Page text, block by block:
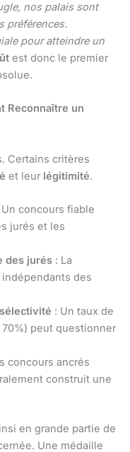
nos palais sont
préférences.
pour atteindre un
est donc le premier
Reconnaître un
Certains critères
et leur légitimité.
Un concours fiable
jurés et les
des jurés : La
des
: Un taux de
peut questionner
concours ancrés
construit une
en grande partie de
Une médaille